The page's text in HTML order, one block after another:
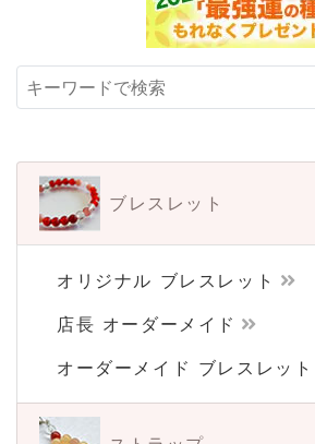
ブレスレット
オリジナル ブレスレット
店長 オーダーメイド
オーダーメイド ブレスレット